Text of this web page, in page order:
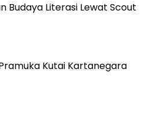
Budaya Literasi Lewat Scout
Kutai Kartanegara